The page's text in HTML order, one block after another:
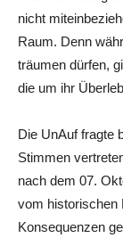
nicht
Raum. Denn
träumen dürfen,
die um ihr
Die UnAuf fragte
Stimmen
nach dem 07.
vom historischen
Konsequenzen